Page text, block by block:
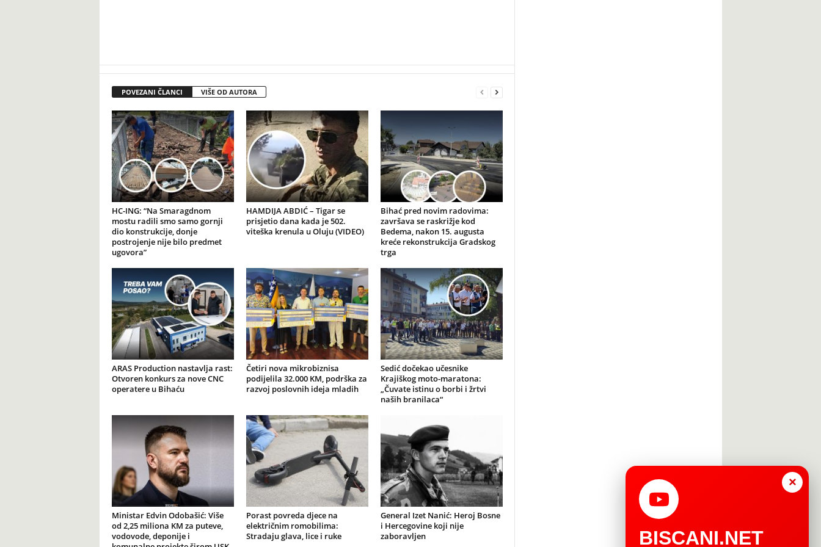
POVEZANI ČLANCI VIŠE OD AUTORA
HC-ING: “Na Smaragdnom
mostu radili smo samo gornji
dio konstrukcije, donje
postrojenje nije bilo predmet
ugovora”
HAMDIJA ABDIĆ – Tigar se
prisjetio dana kada je 502.
viteška krenula u Oluju (VIDEO)
Bihać pred novim radovima:
završava se raskrižje kod
Bedema, nakon 15. augusta
kreće rekonstrukcija Gradskog
trga
ARAS Production nastavlja rast:
Otvoren konkurs za nove CNC
operatere u Bihaću
Četiri nova mikrobiznisa
podijelila 32.000 KM, podrška za
razvoj poslovnih ideja mladih
Sedić dočekao učesnike
Krajiškog moto-maratona:
„Čuvate istinu o borbi i žrtvi
naših branilaca“
Ministar Edvin Odobašić: Više
od 2,25 miliona KM za puteve,
vodovode, deponije i
Porast povreda djece na
električnim romobilima:
Stradaju glava, lice i ruke
General Izet Nanić: Heroj Bosne
i Hercegovine koji nije
zaboravljen
×
BISCANI.NET